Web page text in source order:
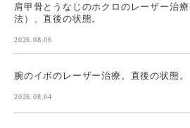
肩甲骨とうなじのホクロのレーザー治療
法）、直後の状態。
2026.08.06
腕のイボのレーザー治療。直後の状態。
2026.08.04